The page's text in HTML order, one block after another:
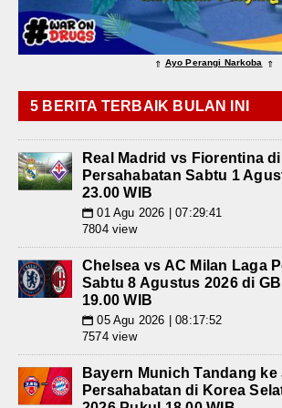
⇑ Ayo Perangi Narkoba ⇑
5 BERITA TERBAIK BULAN INI
Real Madrid vs Fiorentina
Persahabatan Sabtu 1
23.00 WIB
📅 01 Agu 2026 | 07:29:41
7804 view
Chelsea vs AC Milan Laga
Sabtu 8 Agustus 2026 di
19.00 WIB
📅 05 Agu 2026 | 08:17:52
7574 view
Bayern Munich Tandang ke
Persahabatan di Korea